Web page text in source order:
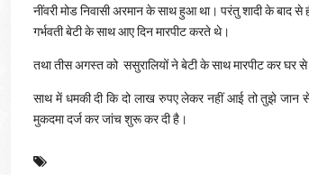
नींवरी मोड निवासी अरमान के साथ हुआ था। परंतु शादी के बाद
गर्भवती बेटी के साथ आए दिन मारपीट करते थे।
तथा तीस अगस्त को ससुरालियों ने बेटी के साथ मारपीट कर घर से
साथ में धमकी दी कि दो लाख रुपए लेकर नहीं आई तो तुझे जान से
मुकदमा दर्ज कर जांच शुरू कर दी है।